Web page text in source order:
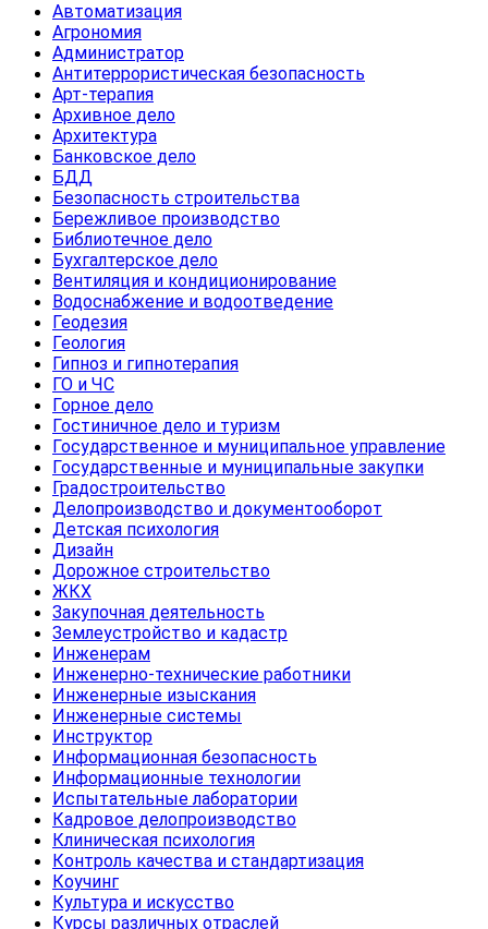
Автоматизация
Агрономия
Администратор
Антитеррористическая безопасность
Арт-терапия
Архивное дело
Архитектура
Банковское дело
БДД
Безопасность строительства
Бережливое производство
Библиотечное дело
Бухгалтерское дело
Вентиляция и кондиционирование
Водоснабжение и водоотведение
Геодезия
Геология
Гипноз и гипнотерапия
ГО и ЧС
Горное дело
Гостиничное дело и туризм
Государственное и муниципальное управление
Государственные и муниципальные закупки
Градостроительство
Делопроизводство и документооборот
Детская психология
Дизайн
Дорожное строительство
ЖКХ
Закупочная деятельность
Землеустройство и кадастр
Инженерам
Инженерно-технические работники
Инженерные изыскания
Инженерные системы
Инструктор
Информационная безопасность
Информационные технологии
Испытательные лаборатории
Кадровое делопроизводство
Клиническая психология
Контроль качества и стандартизация
Коучинг
Культура и искусство
Курсы различных отраслей